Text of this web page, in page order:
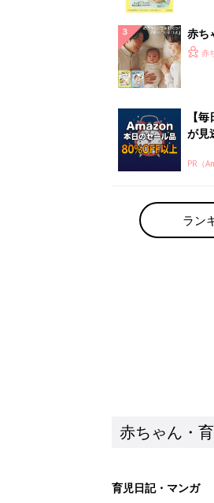
赤ち
ひよ
赤
【
が見
PR（
ラン
赤ちゃん・
育児日記・マンガ